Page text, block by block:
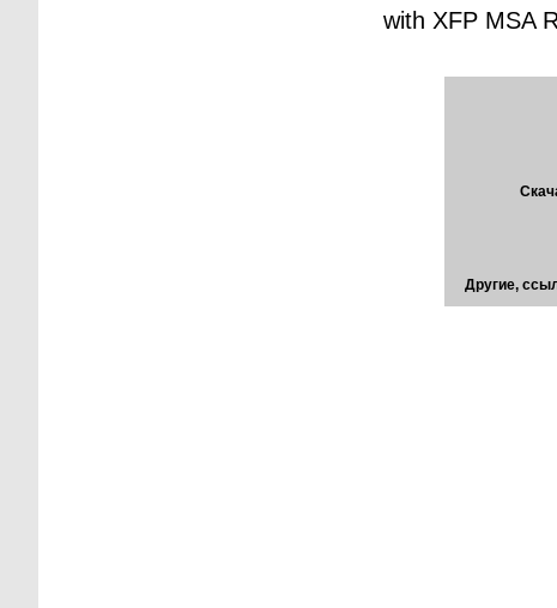
with XFP MSA
Другие,